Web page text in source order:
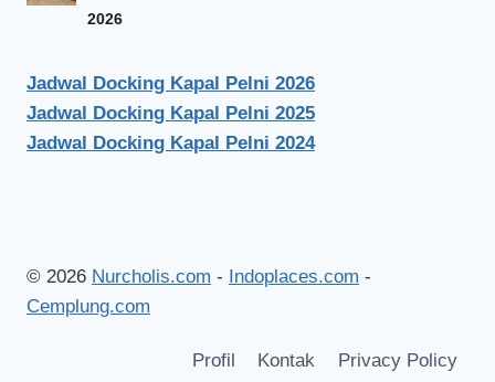
2026
Jadwal Docking Kapal Pelni 2026
Jadwal Docking Kapal Pelni 2025
Jadwal Docking Kapal Pelni 2024
© 2026 Nurcholis.com - Indoplaces.com -
Cemplung.com
Profil Kontak Privacy Policy